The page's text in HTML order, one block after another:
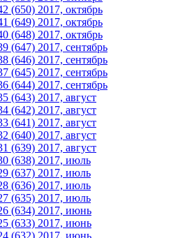
(650) 2017, октябрь
(649) 2017, октябрь
(648) 2017, октябрь
(647) 2017, сентябрь
(646) 2017, сентябрь
(645) 2017, сентябрь
(644) 2017, сентябрь
(643) 2017, август
(642) 2017, август
(641) 2017, август
(640) 2017, август
(639) 2017, август
(638) 2017, июль
(637) 2017, июль
(636) 2017, июль
(635) 2017, июль
(634) 2017, июнь
(633) 2017, июнь
(632) 2017, июнь